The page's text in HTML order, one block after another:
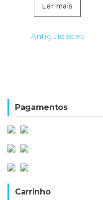
Ler mais
Antiguidades
Pagamentos
Carrinho